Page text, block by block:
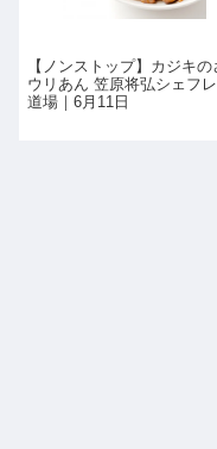
【ノンストップ】カジキの
ウリあん 笠原将弘シェフ
道場｜6月11日